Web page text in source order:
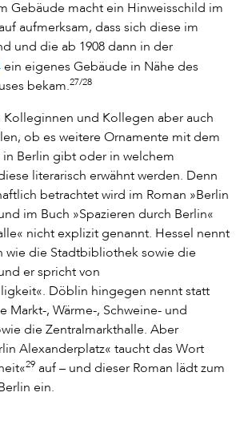
Gebäude macht ein Hinweisschild im
aufmerksam, dass sich diese im
und die ab 1908 dann in der
ein eigenes Gebäude in Nähe des
bekam.27/28
und Kollegen aber auch
ob es weitere Ornamente mit dem
in Berlin gibt oder in welchem
literarisch erwähnt werden. Denn
betrachtet wird im Roman »Berlin
im Buch »Spazieren durch Berlin«
nicht explizit genannt. Hessel nennt
wie die Stadtbibliothek sowie die
er spricht von
Döblin hingegen nennt statt
Markt-, Wärme-, Schweine- und
die Zentralmarkthalle. Aber
Alexanderplatz« taucht das Wort
29 auf – und dieser Roman lädt zum
ein.